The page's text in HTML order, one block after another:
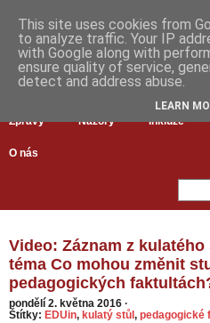
Zprávy Názory Inkluze
O nás
Video: Záznam z
téma Co mohou změnit
pedagogických
pondělí 2. května 2016 ·
Štítky: EDUin, kulatý stůl, pedagogické
This site uses cookies from
to analyze traffic. Your IP
with Google along with
ensure quality of service,
detect and address abuse.
LEARN